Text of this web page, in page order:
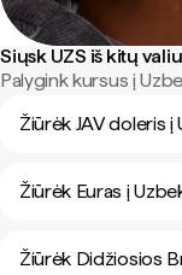
Siųsk UZS iš kitų
Palygink kursus į
Žiūrėk JAV doleris
Žiūrėk Euras į
Žiūrėk Didžiosios